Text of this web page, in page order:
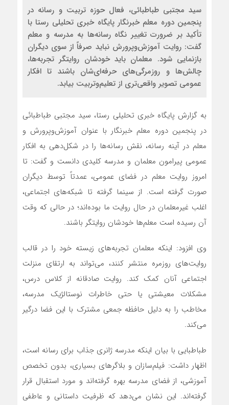
سید مجتبی طباطبائی، فعال حوزه تربیت و رسانه در
پنجمین دوره معلم خبرنگار پایگاه خبری تحلیلی رستا با
تأکید بر ضرورت تغییر نگاه رسانه‌ها به مدرسه و معلم
گفت: روایت آموزش‌وپرورش نباید صرفاً از سوی دیگران
بازنمایی شود. معلمان باید خودشان روایتگر تجربه‌ها،
چالش‌ها و روزمرگی‌های حرفه‌ای‌شان باشند تا افکار
عمومی تصویر واقعی‌تری از تعلیم‌وتربیت بیابد.
به گزارش پایگاه خبری تحلیلی رستا، سید مجتبی طباطبائی
در پنجمین دوره معلم خبرنگار با عنوان آموزش‌وپرورش و
معلم در آینه رسانه، نقش رسانه‌ها را در شکل‌دهی به افکار
عمومی پیرامون معلمان و مدرسه کلیدی دانست و گفت: تا
امروز روایت معلم در فضای عمومی، عمدتاً توسط دیگران
صورت گرفته است. از سینما گرفته تا شبکه‌های اجتماعی،
اغلب غیرمعلمان در حال روایت ما بوده‌اند؛ در حالی که وقت
آن رسیده است معلم‌ها خودشان روایتگر باشند.
وی افزود: اینکه معلمان تجربه‌های زیسته خود را در قالب
روایت‌های روزمره منتشر کنند، می‌تواند به ارتقای منزلت
اجتماعی آنان کمک کند. روایت صادقانه از کلاس درس،
مشکلات معیشتی یا حتی خاطرات نوستالژیک مدرسه،
مخاطب را به دلیل حافظه جمعی مشترک با این فضا درگیر
می‌کند.
طباطبایی با بیان اینکه مدرسه ژانری جذاب برای رسانه است،
اظهار داشت: فیلم‌سازان و بلاگرهای بسیاری، بدون تخصص
آموزشی، از فضای مدرسه بهره گرفته‌اند و مورد استقبال قرار
گرفته‌اند. این نشان می‌دهد که ظرفیت داستانی و عاطفی